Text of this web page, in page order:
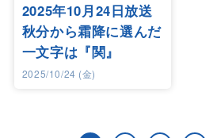
2025年10月24日放送
秋分から霜降に選んだ
一文字は『関』
2025/10/24 (金)